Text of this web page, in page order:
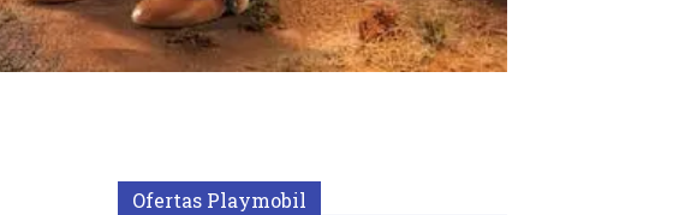
Ofertas Playmobil